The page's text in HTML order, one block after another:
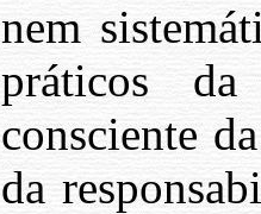
nem
práticos
consciente
da